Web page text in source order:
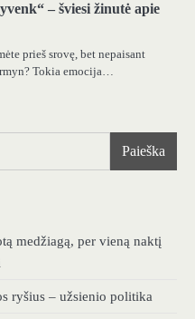
– šviesi žinutė apie
prieš srovę, bet nepaisant
Tokia emocija…
Paieška
medžiagą, per vieną naktį
ryšius – užsienio politika